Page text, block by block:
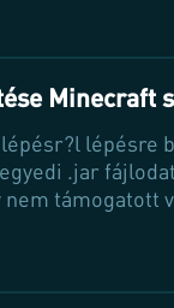
a szerveredet
Minecraft
lépésre
.jar
nem támogatott
a játékból.